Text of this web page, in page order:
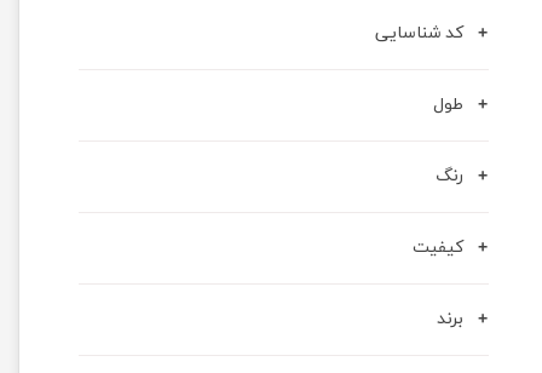
کد شناسایی
طول
رنگ
کیفیت
برند